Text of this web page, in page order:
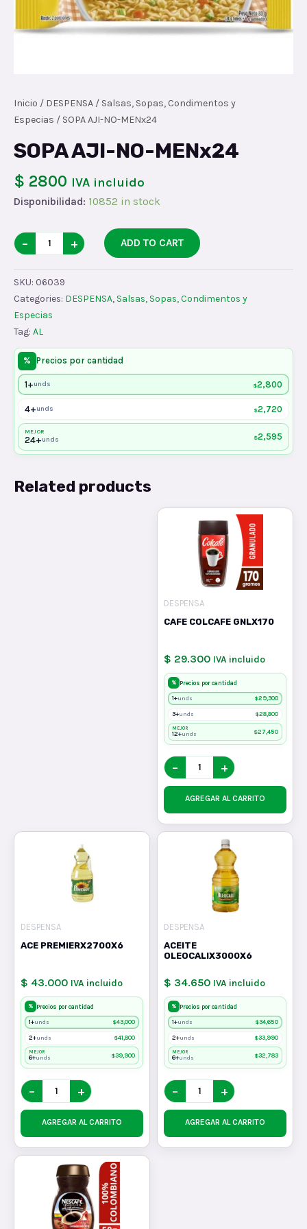
Inicio / DESPENSA / Salsas, Sopas, Condimentos y
Especias / SOPA AJI-NO-MENx24
SOPA AJI-NO-MENx24
$ 2800 IVA incluido
Disponibilidad: 10852 in stock
SOPA
AJI-
NO-
MENx24
quantity
− + ADD TO CART
SKU: 06039
Categories: DESPENSA, Salsas, Sopas, Condimentos y
Especias
Tag: AL
% Precios por cantidad
1+unds $2,800
4+unds $2,720
MEJOR
24+unds $2,595
Related products
DESPENSA
CAFE COLCAFE GNLX170
$ 29.300 IVA incluido
% Precios por cantidad
1+unds $29,300
3+unds $28,800
MEJOR
12+unds $27,450
− +
AGREGAR AL CARRITO
DESPENSA
ACE PREMIERX2700X6
$ 43.000 IVA incluido
% Precios por cantidad
1+unds $43,000
2+unds $41,800
MEJOR
6+unds $39,900
− +
AGREGAR AL CARRITO
DESPENSA
ACEITE
OLEOCALIX3000X6
$ 34.650 IVA incluido
% Precios por cantidad
1+unds $34,650
2+unds $33,990
MEJOR
6+unds $32,783
− +
AGREGAR AL CARRITO